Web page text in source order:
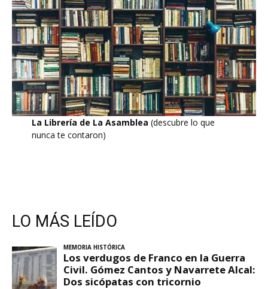
La Librería de La Asamblea (descubre lo que
nunca te contaron)
LO MÁS LEÍDO